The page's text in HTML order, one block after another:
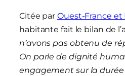
Citée parOuest-France et
habitante fait le bilan de
n’avons pas obtenu de
On parle de dignité
engagement sur la durée